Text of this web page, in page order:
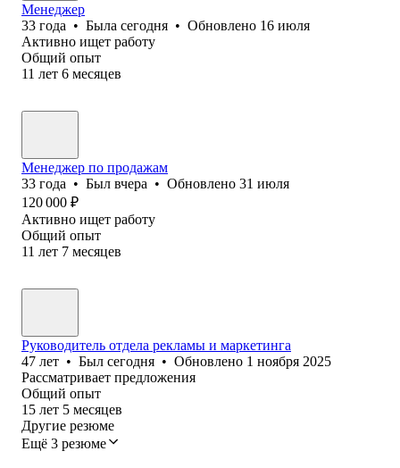
Менеджер
33 года • Была сегодня • Обновлено 16 июля
Активно ищет работу
Общий опыт
11 лет 6 месяцев
Менеджер по продажам
33 года • Был вчера • Обновлено 31 июля
120 000 ₽
Активно ищет работу
Общий опыт
11 лет 7 месяцев
Руководитель отдела рекламы и маркетинга
47 лет • Был сегодня • Обновлено 1 ноября 2025
Рассматривает предложения
Общий опыт
15 лет 5 месяцев
Другие резюме
Ещё 3 резюме